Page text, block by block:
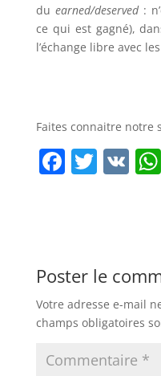
du earned/deserved:
ce qui est gagné),
l’échange libre avec
Faites connaitre notre
F
b
o
o
k
T V
Poster le
Votre adresse e-mail
champs obligatoires